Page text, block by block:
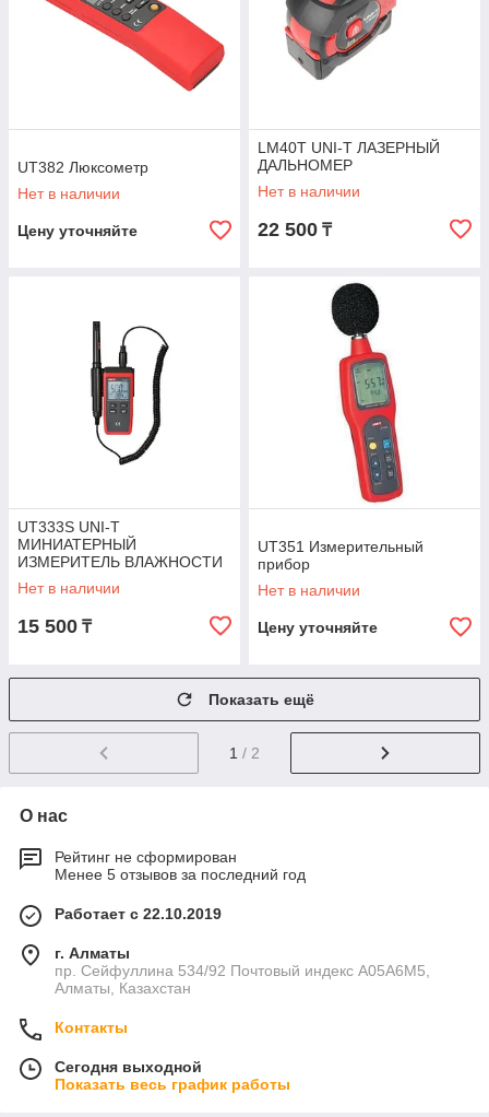
UT382 Люксометр
Нет в наличии
Цену уточняйте
LM40T UNI-T ЛАЗЕРНЫЙ
ДАЛЬНОМЕР
Нет в наличии
22 500 ₸
UT333S UNI-T
МИНИАТЕРНЫЙ
ИЗМЕРИТЕЛЬ ВЛАЖНОСТИ
ТЕМПЕРАТУРЫ
Нет в наличии
15 500 ₸
UT351 Измерительный
прибор
Нет в наличии
Цену уточняйте
Показать ещё
1 / 2
О нас
Рейтинг не сформирован
Менее 5 отзывов за последний год
Работает с 22.10.2019
г. Алматы
пр. Сейфуллина 534/92 Почтовый индекс A05A6M5,
Алматы, Казахстан
Контакты
Сегодня выходной
Показать весь график работы